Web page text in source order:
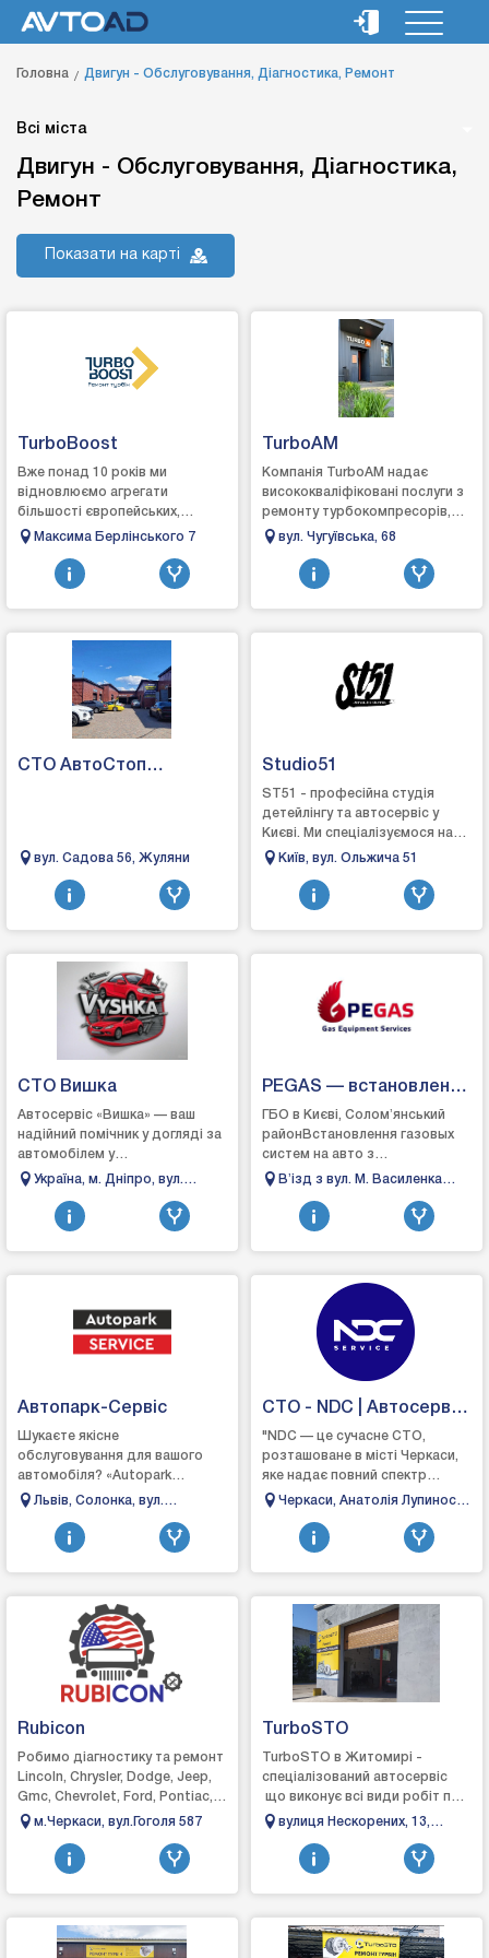
Головна Двигун - Обслуговування, Діагностика, Ремонт
Всі міста
Двигун - Обслуговування, Діагностика,
Ремонт
Показати на карті
TurboBoost
Вже понад 10 років ми
відновлюємо агрегати
більшості європейських,
японських та американських
заводську точність і
надійність....
Максима Берлінського 7
TurboAM
Компанія TurboAM надає
висококваліфіковані послуги з
ремонту турбокомпресорів,
кермових рейок та карданних
мийку сажових ...
вул. Чугуївська, 68
СТО АвтоСтоп
вул. Садова 56, Жуляни
Studio51
ST51 - професійна студія
детейлінгу та автосервіс у
Києві. Ми спеціалізуємося на
комплексному догляді, захисті
Київ, вул. Ольжича 51
СТО Вишка
Автосервіс «Вишка» — ваш
надійний помічник у догляді за
автомобілем у
ДніпріАвтосервіс «Вишка» у
якісному ремонті т...
Україна, м. Дніпро, вул.
Телевізійна 3
PEGAS — встановлення
та обслуговування ГБО
ГБО в Києві, Соломʼянський
районВстановлення газовых
систем на авто з
розподіленим, прямим та
Обслуговування, ремонт, н...
Вʼізд з вул. М. Василенка
(біля СТО "Берлін, бульвар
Вацлава Гавела, 8
Автопарк-Сервіс
Шукаєте якісне
обслуговування для вашого
автомобіля? «Autopark
Service» — ваш надійний
пропонуємо повний спектр
послуг, щоб в...
Львів, Солонка, вул.
Кільцева, 60
СТО - NDC | Автосервіс
Черкаси
"NDC — це сучасне СТО,
розташоване в місті Черкаси,
яке надає повний спектр
послуг з ремонту та
Ми спеціалізуємося на д...
Черкаси, Анатолія Лупиноса
Rubicon
Робимо діагностику та ремонт
Lincoln, Chrysler, Dodge, Jeep,
Gmc, Chevrolet, Ford, Pontiac,
Saturn, Mercury, Buick, Cadillac,
м.Черкаси, вул.Гоголя 587
TurboSTO
TurboSTO в Житомирі -
спеціалізований автосервіс
що виконує всі види робіт по
турбінах: зняття, діагностика,
виготовл...
вулиця Нескорених, 13,
Довжик, Житомирська
область, 10004